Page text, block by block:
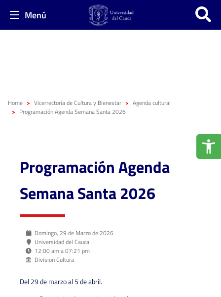
Menú
Home Vicerrectoría de Cultura y Bienestar
Agenda cultural
Programación Agenda Semana Santa 2026
Programación Agenda
Semana Santa 2026
Domingo, 29 de Marzo de 2026
Universidad del Cauca
12:00 am a 07:21 pm
Division Cultura
Del 29 de marzo al 5 de abril.